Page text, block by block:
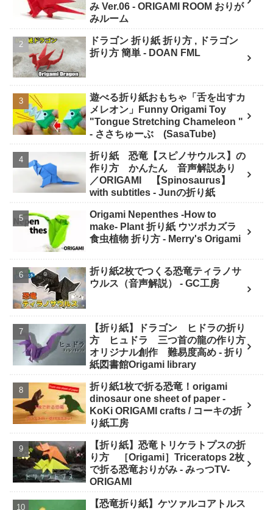
み Ver.06 - ORIGAMI ROOM おりが
みルーム
ドラゴン 折り紙 折り方 , ドラゴン
折り方 簡単 - DOAN FML
遊べる折り紙おもちゃ「舌を出すカ
メレオン」Funny Origami Toy
"Tongue Stretching Chameleon "
- ささちゅーぶ (SasaTube)
折り紙 恐竜【スピノサウルス】の
作り方 かんたん 音声解説あり
／ORIGAMI 【Spinosaurus】
with subtitles - Junの折り紙
Origami Nepenthes -How to
make- Plant 折り紙 ウツボカズラ
食虫植物 折り方 - Merry's Origami
折り紙2枚でつくる恐竜ティラノサ
ウルス（音声解説） - GC工房
【折り紙】ドラゴン ヒドラの折り
方 ヒュドラ 三つ首の龍の作り方
オリジナル創作 難易度高め - 折り
紙図書館Origami library
折り紙1枚で折る恐竜！origami
dinosaur one sheet of paper -
KoKi ORIGAMI crafts / コーキの折
り紙工房
【折り紙】恐竜トリケラトプスの折
り方 ［Origami］Triceratops 2枚
で折る恐竜おりがみ - みっつTV-
ORIGAMI
【恐竜折り紙】ケツァルコアトルス